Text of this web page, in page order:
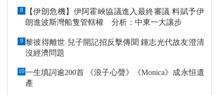
8
【伊朗危機】伊阿霍峽協議進入最終審議 料賦予伊
朗進波斯灣船隻管轄權 分析：中東一大讓步
9 黎彼得離世 兒子開記招反擊傳聞 鍾志光代故友澄清
沒經濟問題
10一生填詞逾200首 《浪子心聲》《Monica》成永恒遺
產